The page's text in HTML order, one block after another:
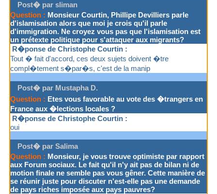
Post� par sliman
Question : Monsieur Courtin, Phillipe Devilliers parle
d'islamisation alors que moi je crois qu'il parle
d'immigration. Ne croyez vous pas que l'islamisation est
un prétexte politique pour s'attaquer aux migrants?
R�ponse de Christophe Courtin :
Tout � fait d'accord, ces deux sujets doivent �tre
compl�tement s�par�s, c'est de la manip
Post� par Mustapha D.
Question : Etes vous favorable au vote des �trangers en
France aux �lections locales ?
R�ponse de Christophe Courtin :
oui
Post� par Salima
Question : Monsieur, je vous trouve optimiste par rapport
aux Forum sociaux. Le fait qu'il n'y ait pas de bilan ni de
motion finale ne semble pas vous gêner. Cette manière de
se réunir juste pour discuter n'est-elle pas une demande
de pays riches imposée aux pays pauvres?